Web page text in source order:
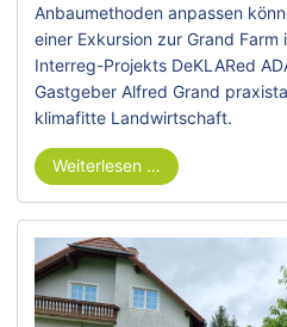
Anbaumethoden anpassen
einer Exkursion zur Grand
Interreg-Projekts DeKLARed
Gastgeber Alfred Grand
klimafitte Landwirtschaft.
Weiterlesen …